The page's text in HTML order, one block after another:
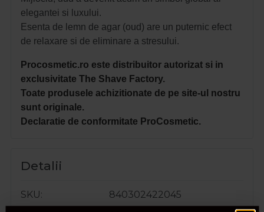
elegantei si luxului.
Esenta de lemn de agar (oud) are un puternic efect
de relaxare si de eliminare a stresului.
Procosmetic.ro este distribuitor autorizat si in
exclusivitate The Shave Factory.
Toate produsele achizitionate de pe site-ul nostru
sunt originale.
Declaratie de conformitate ProCosmetic.
Detalii
SKU
840302422045